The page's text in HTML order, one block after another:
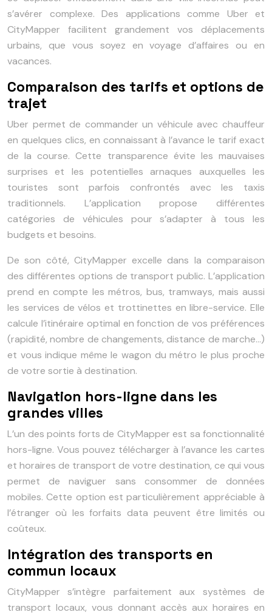
s’avérer complexe. Des applications comme Uber et
CityMapper facilitent grandement vos déplacements
urbains, que vous soyez en voyage d’affaires ou en
vacances.
Comparaison des tarifs et options de
trajet
Uber permet de commander un véhicule avec chauffeur
en quelques clics, en connaissant à l’avance le tarif exact
de la course. Cette transparence évite les mauvaises
surprises et les potentielles arnaques auxquelles les
touristes sont parfois confrontés avec les taxis
traditionnels. L’application propose différentes
catégories de véhicules pour s’adapter à tous les
budgets et besoins.
De son côté, CityMapper excelle dans la comparaison
des différentes options de transport public. L’application
prend en compte les métros, bus, tramways, mais aussi
les services de vélos et trottinettes en libre-service. Elle
calcule l’itinéraire optimal en fonction de vos préférences
(rapidité, nombre de changements, distance de marche…)
et vous indique même le wagon du métro le plus proche
de votre sortie à destination.
Navigation hors-ligne dans les
grandes villes
L’un des points forts de CityMapper est sa fonctionnalité
hors-ligne. Vous pouvez télécharger à l’avance les cartes
et horaires de transport de votre destination, ce qui vous
permet de naviguer sans consommer de données
mobiles. Cette option est particulièrement appréciable à
l’étranger où les forfaits data peuvent être limités ou
coûteux.
Intégration des transports en
commun locaux
CityMapper s’intègre parfaitement aux systèmes de
transport locaux, vous donnant accès aux horaires en